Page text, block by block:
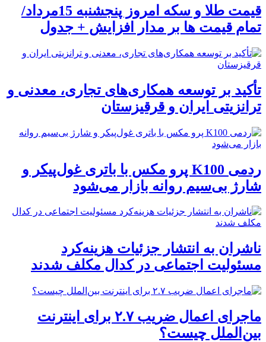
قیمت طلا و سکه امروز پنجشنبه 15مرداد/
تمام قیمت ها بر مدار افزایش + جدول
تأکید بر توسعه همکاری‌های تجاری، معدنی و
ترانزیتی ایران و قرقیزستان
ردمی K100 پرو مکس با باتری غول‌پیکر و
شارژ بی‌سیم روانه بازار می‌شود
ناشران به انتشار جزئیات هزینه‌کرد
مسئولیت اجتماعی در کدال مکلف شدند
ماجرای اعمال ضریب ۲.۷ برای اینترنت
بین‌الملل چیست؟